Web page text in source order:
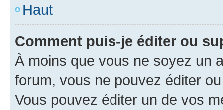
Haut
Comment puis-je éditer ou
À moins que vous ne soyez un
forum, vous ne pouvez éditer
Vous pouvez éditer un de vos